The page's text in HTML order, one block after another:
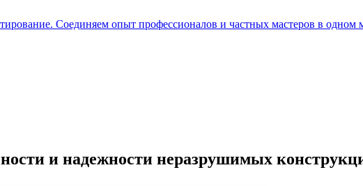
Соединяем опыт профессионалов и частных мастеров в одном
и надежности неразрушимых